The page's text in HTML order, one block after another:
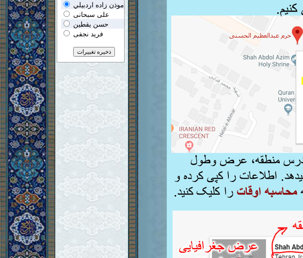
موذن زاده اردبيلي
علی سبحانی
حسن یقطین
فرید نجفی